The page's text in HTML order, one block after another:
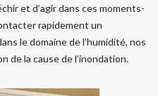
et d’agir dans ces moments-
rapidement un
le domaine de l’humidité, nos
la cause de l’inondation.